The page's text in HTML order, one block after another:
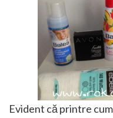
Evident că printre